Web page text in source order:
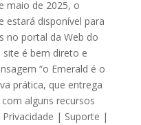
maio de 2025, o
estará disponível para
no portal da Web do
site é bem direto e
“o Emerald é o
prática, que entrega
alguns recursos
| Suporte |